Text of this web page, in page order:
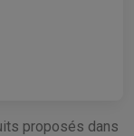
proposés dans